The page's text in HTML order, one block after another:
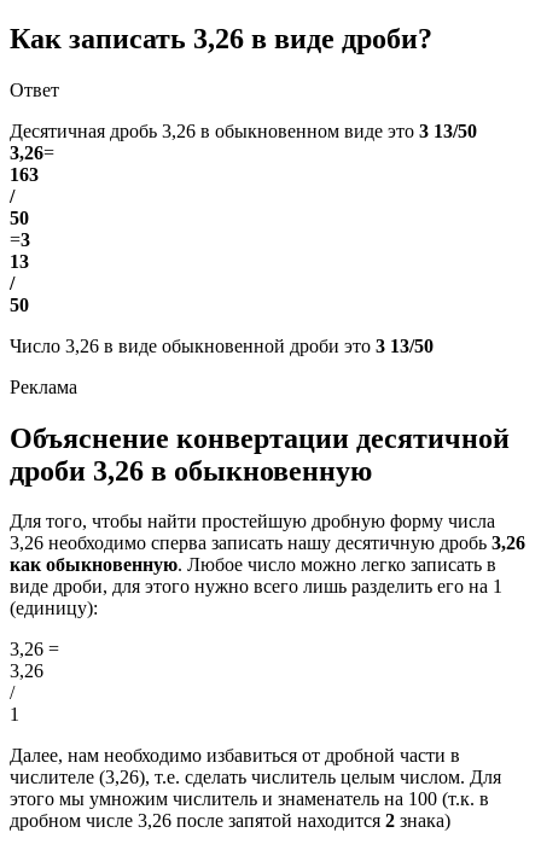
Как записать 3,26 в виде дроби?
Ответ
Десятичная дробь 3,26 в обыкновенном виде это 3 13/50
3,26=
163
/
50
=3
13
/
50
Число 3,26 в виде обыкновенной дроби это 3 13/50
Объяснение конвертации десятичной
дроби 3,26 в обыкновенную
Для того, чтобы найти простейшую дробную форму числа
3,26 необходимо сперва записать нашу десятичную дробь 3,26
как обыкновенную. Любое число можно легко записать в
виде дроби, для этого нужно всего лишь разделить его на 1
(единицу):
3,26 =
3,26
/
1
Далее, нам необходимо избавиться от дробной части в
числителе (3,26), т.е. сделать числитель целым числом. Для
этого мы умножим числитель и знаменатель на 100 (т.к. в
дробном числе 3,26 после запятой находится 2 знака)